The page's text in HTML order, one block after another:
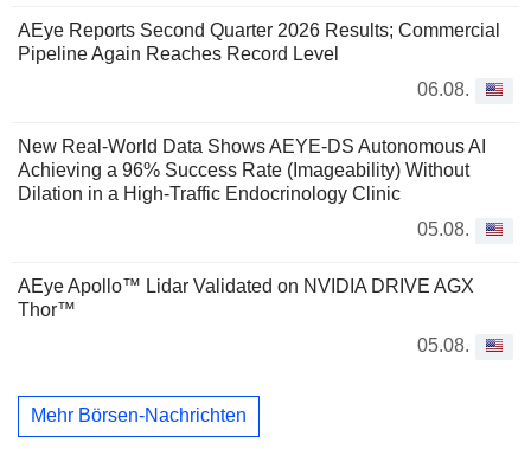
AEye Reports Second Quarter 2026 Results; Commercial
Pipeline Again Reaches Record Level
06.08.
New Real-World Data Shows AEYE-DS Autonomous AI
Achieving a 96% Success Rate (Imageability) Without
Dilation in a High-Traffic Endocrinology Clinic
05.08.
AEye Apollo™ Lidar Validated on NVIDIA DRIVE AGX
Thor™
05.08.
Mehr Börsen-Nachrichten